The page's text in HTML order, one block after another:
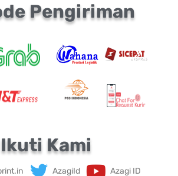
Pengiriman
Ikuti Kami
AzagiId Azagi ID